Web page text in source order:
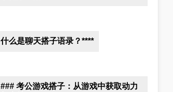
什么是聊天搭子语录？****
### 考公游戏搭子：从游戏中获取动力